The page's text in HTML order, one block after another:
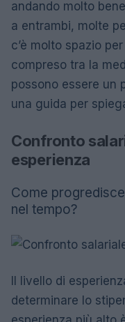
andando molto
a entrambi, molte
c’è molto spazio
compreso tra la
possono essere un
una guida per
Confronto
esperienza
Come
nel tempo?
Il livello di
determinare lo